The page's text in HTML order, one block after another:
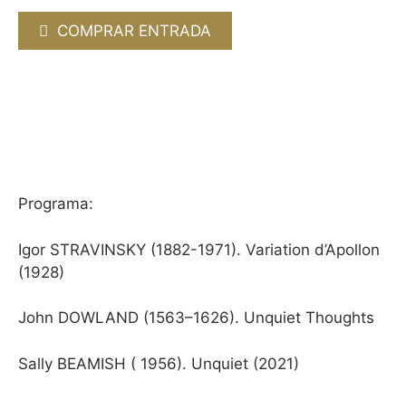
COMPRAR ENTRADA
Programa:
Igor STRAVINSKY (1882-1971). Variation d’Apollon
(1928)
John DOWLAND (1563–1626). Unquiet Thoughts
Sally BEAMISH ( 1956). Unquiet (2021)